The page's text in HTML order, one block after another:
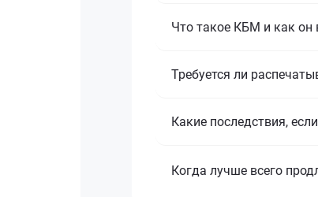
Что такое КБМ и как он
Требуется ли
Какие последствия,
Когда лучше всего